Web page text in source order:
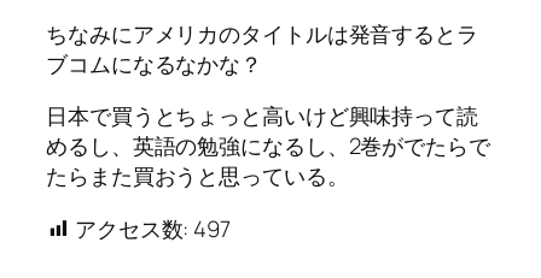
ちなみにアメリカのタイトルは発音するとラ
ブコムになるなかな？
日本で買うとちょっと高いけど興味持って読
めるし、英語の勉強になるし、2巻がでたらで
たらまた買おうと思っている。
アクセス数: 497